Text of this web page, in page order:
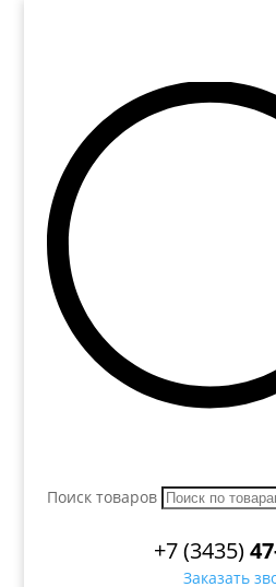
Поиск товаров
+7 (3435)
Заказать